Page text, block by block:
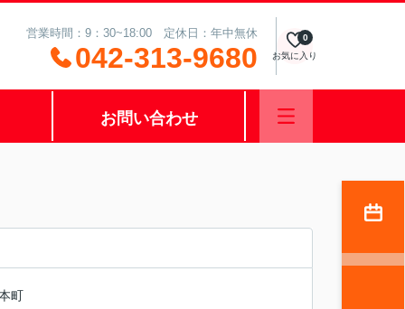
営業時間：9：30~18:00 定休日：年中無休
042-313-9680 お気に入り
0
お問い合わせ
町